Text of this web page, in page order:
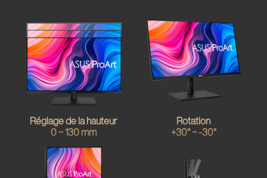
Réglage de la hauteur
0 ~ 130 mm
Rotation
+30° ~ -30°